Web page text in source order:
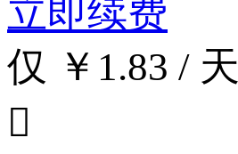
立即续费
仅 ￥1.83 / 天
